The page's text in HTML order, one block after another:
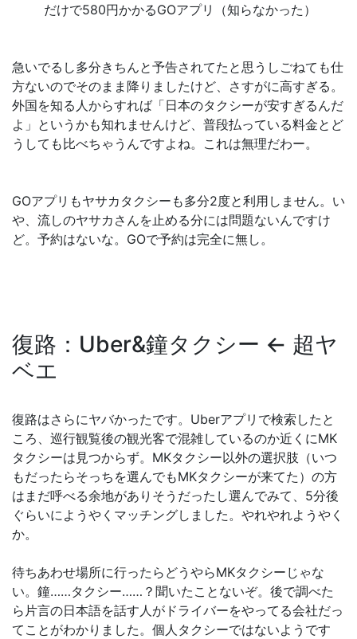
だけで580円かかるGOアプリ（知らなかった）
急いでるし多分きちんと予告されてたと思うしごねても仕
方ないのでそのまま降りましたけど、さすがに高すぎる。
外国を知る人からすれば「日本のタクシーが安すぎるんだ
よ」というかも知れませんけど、普段払っている料金とど
うしても比べちゃうんですよね。これは無理だわー。
GOアプリもヤサカタクシーも多分2度と利用しません。い
や、流しのヤサカさんを止める分には問題ないんですけ
ど。予約はないな。GOで予約は完全に無し。
復路：Uber&鐘タクシー ← 超ヤ
ベエ
復路はさらにヤバかったです。Uberアプリで検索したと
ころ、巡行観覧後の観光客で混雑しているのか近くにMK
タクシーは見つからず。MKタクシー以外の選択肢（いつ
もだったらそっちを選んでもMKタクシーが来てた）の方
はまだ呼べる余地がありそうだったし選んでみて、5分後
ぐらいにようやくマッチングしました。やれやれようやく
か。
待ちあわせ場所に行ったらどうやらMKタクシーじゃな
い。鐘……タクシー……？聞いたことないぞ。後で調べた
ら片言の日本語を話す人がドライバーをやってる会社だっ
てことがわかりました。個人タクシーではないようです